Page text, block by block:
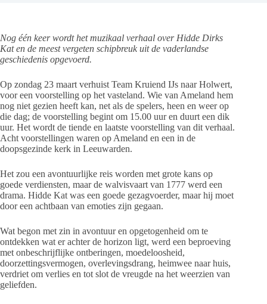
Nog één keer wordt het muzikaal verhaal over Hidde Dirks
Kat en de meest vergeten schipbreuk uit de vaderlandse
geschiedenis opgevoerd.
Op zondag 23 maart verhuist Team Kruiend IJs naar Holwert,
voor een voorstelling op het vasteland. Wie van Ameland hem
nog niet gezien heeft kan, net als de spelers, heen en weer op
die dag; de voorstelling begint om 15.00 uur en duurt een dik
uur. Het wordt de tiende en laatste voorstelling van dit verhaal.
Acht voorstellingen waren op Ameland en een in de
doopsgezinde kerk in Leeuwarden.
Het zou een avontuurlijke reis worden met grote kans op
goede verdiensten, maar de walvisvaart van 1777 werd een
drama. Hidde Kat was een goede gezagvoerder, maar hij moet
door een achtbaan van emoties zijn gegaan.
Wat begon met zin in avontuur en opgetogenheid om te
ontdekken wat er achter de horizon ligt, werd een beproeving
met onbeschrijflijke ontberingen, moedeloosheid,
doorzettingsvermogen, overlevingsdrang, heimwee naar huis,
verdriet om verlies en tot slot de vreugde na het weerzien van
geliefden.